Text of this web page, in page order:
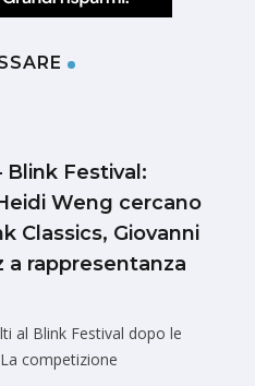
Blink Festival:
Weng cercano
Classics, Giovanni
a rappresentanza
al Blink Festival dopo le
competizione